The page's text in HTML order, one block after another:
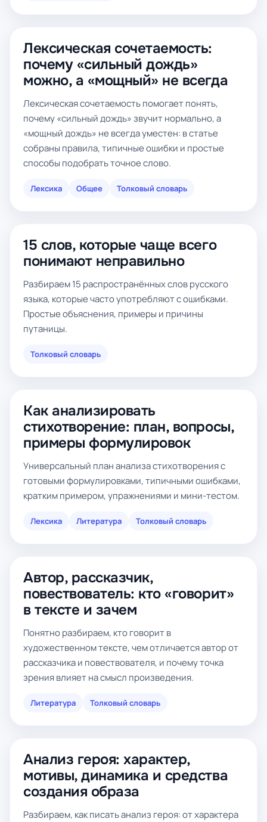
Лексическая сочетаемость:
почему «сильный дождь»
можно, а «мощный» не всегда
Лексическая сочетаемость помогает понять,
почему «сильный дождь» звучит нормально, а
«мощный дождь» не всегда уместен: в статье
собраны правила, типичные ошибки и простые
способы подобрать точное слово.
Лексика Общее Толковый словарь
15 слов, которые чаще всего
понимают неправильно
Разбираем 15 распространённых слов русского
языка, которые часто употребляют с ошибками.
Простые объяснения, примеры и причины
путаницы.
Толковый словарь
Как анализировать
стихотворение: план, вопросы,
примеры формулировок
Универсальный план анализа стихотворения с
готовыми формулировками, типичными ошибками,
кратким примером, упражнениями и мини-тестом.
Лексика Литература Толковый словарь
Автор, рассказчик,
повествователь: кто «говорит»
в тексте и зачем
Понятно разбираем, кто говорит в
художественном тексте, чем отличается автор от
рассказчика и повествователя, и почему точка
зрения влияет на смысл произведения.
Литература Толковый словарь
Анализ героя: характер,
мотивы, динамика и средства
создания образа
Разбираем, как писать анализ героя: от характера